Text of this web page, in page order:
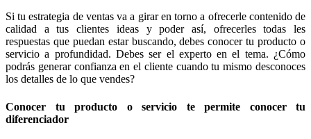
Si tu estrategia de ventas va a girar en torno a ofrecerle contenido de
calidad a tus clientes ideas y poder así, ofrecerles todas les
respuestas que puedan estar buscando, debes conocer tu producto o
servicio a profundidad. Debes ser el experto en el tema. ¿Cómo
podrás generar confianza en el cliente cuando tu mismo desconoces
los detalles de lo que vendes?
Conocer tu producto o servicio te permite conocer tu
diferenciador